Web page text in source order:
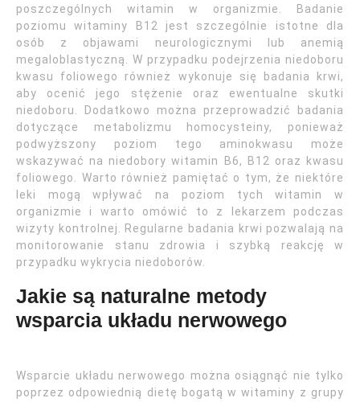
poszczególnych witamin w organizmie. Badanie
poziomu witaminy B12 jest szczególnie istotne dla
osób z objawami neurologicznymi lub anemią
megaloblastyczną. W przypadku podejrzenia niedoboru
kwasu foliowego również wykonuje się badania krwi,
aby ocenić jego stężenie oraz ewentualne skutki
niedoboru. Dodatkowo można przeprowadzić badania
dotyczące metabolizmu homocysteiny, ponieważ
podwyższony poziom tego aminokwasu może
wskazywać na niedobory witamin B6, B12 oraz kwasu
foliowego. Warto również pamiętać o tym, że niektóre
leki mogą wpływać na poziom tych witamin w
organizmie i warto omówić to z lekarzem podczas
wizyty kontrolnej. Regularne badania krwi pozwalają na
monitorowanie stanu zdrowia i szybką reakcję w
przypadku wykrycia niedoborów.
Jakie są naturalne metody
wsparcia układu nerwowego
Wsparcie układu nerwowego można osiągnąć nie tylko
poprzez odpowiednią dietę bogatą w witaminy z grupy